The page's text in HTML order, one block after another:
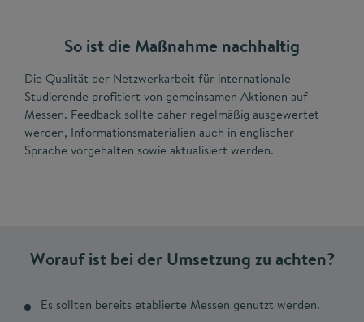
So ist die Maßnahme nachhaltig
Die Qualität der Netzwerkarbeit für internationale
Studierende profitiert von gemeinsamen Aktionen auf
Messen. Feedback sollte daher regelmäßig ausgewertet
werden, Informationsmaterialien auch in englischer
Sprache vorgehalten sowie aktualisiert werden.
Worauf ist bei der Umsetzung zu achten?
Es sollten bereits etablierte Messen genutzt werden.